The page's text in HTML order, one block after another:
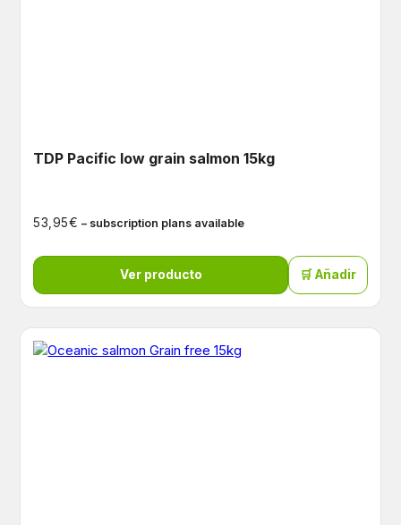
TDP Pacific low grain salmon 15kg
53,95€ – subscription plans available
Ver producto 🛒 Añadir